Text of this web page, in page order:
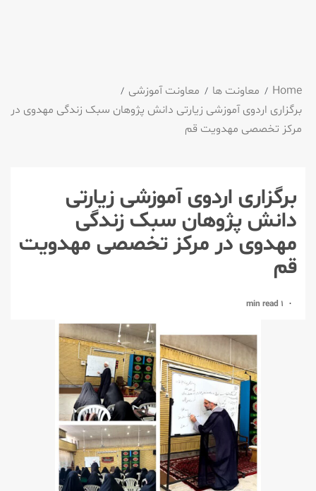
Home معاونت ها
معاونت آموزشی
برگزاری اردوی آموزشی زیارتی دانش پژوهان سبک زندگی مهدوی در
مرکز تخصصی مهدویت قم
برگزاری اردوی آموزشی زیارتی
دانش پژوهان سبک زندگی
مهدوی در مرکز تخصصی مهدویت
قم
1 min read